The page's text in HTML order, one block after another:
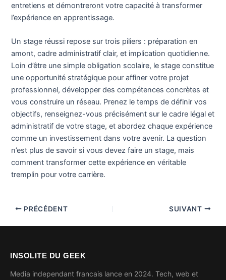
entretiens et démontreront votre capacité à transformer
l’expérience en apprentissage.
Un stage réussi repose sur trois piliers : préparation en
amont, cadre administratif clair, et implication quotidienne.
Loin d’être une simple obligation scolaire, le stage constitue
une opportunité stratégique pour affiner votre projet
professionnel, développer des compétences concrètes et
vous construire un réseau. Prenez le temps de définir vos
objectifs, renseignez-vous précisément sur le cadre légal et
administratif de votre stage, et abordez chaque expérience
comme un investissement dans votre avenir. La question
n’est plus de savoir si vous devez faire un stage, mais
comment transformer cette expérience en véritable
tremplin pour votre carrière.
PRÉCÉDENT SUIVANT
INSOLITE DU GEEK
Media independant francais lance en 2024. Tech, web et